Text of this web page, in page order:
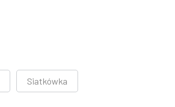
Siatkówka